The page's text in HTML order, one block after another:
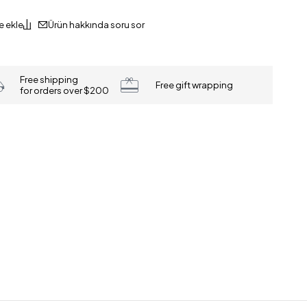
Ürün hakkında soru sor
Free shipping
for orders over $200
Free gift wrapping